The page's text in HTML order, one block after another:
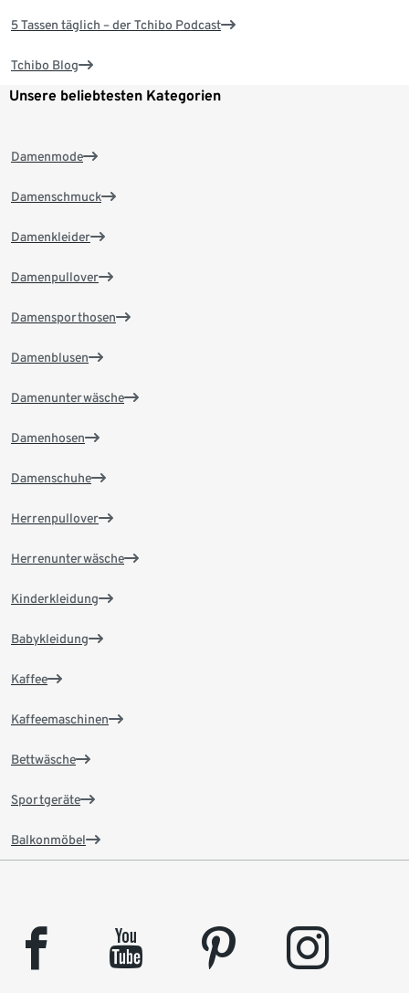
5 Tassen täglich – der Tchibo Podcast
Tchibo Blog
Unsere beliebtesten Kategorien
Damenmode
Damenschmuck
Damenkleider
Damenpullover
Damensporthosen
Damenblusen
Damenunterwäsche
Damenhosen
Damenschuhe
Herrenpullover
Herrenunterwäsche
Kinderkleidung
Babykleidung
Kaffee
Kaffeemaschinen
Bettwäsche
Sportgeräte
Balkonmöbel
facebook youtube pinterest instagram